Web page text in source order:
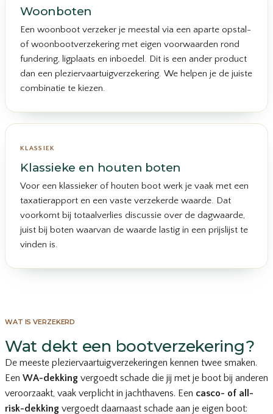
Woonboten
Een woonboot verzeker je meestal via een aparte opstal-
of woonbootverzekering met eigen voorwaarden rond
fundering, ligplaats en inboedel. Dit is een ander product
dan een pleziervaartuigverzekering. We helpen je de juiste
combinatie te kiezen.
KLASSIEK
Klassieke en houten boten
Voor een klassieker of houten boot werk je vaak met een
taxatierapport en een vaste verzekerde waarde. Dat
voorkomt bij totaalverlies discussie over de dagwaarde,
juist bij boten waarvan de waarde lastig in een prijslijst te
vinden is.
WAT IS VERZEKERD
Wat dekt een bootverzekering?
De meeste pleziervaartuigverzekeringen kennen twee smaken.
Een WA-dekking vergoedt schade die jij met je boot bij anderen
veroorzaakt, vaak verplicht in jachthavens. Een casco- of all-
risk-dekking vergoedt daarnaast schade aan je eigen boot: